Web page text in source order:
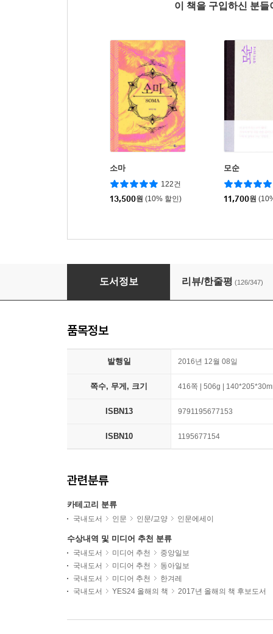
이 책을 구입하신 분
소마
122건
13,500원 (10% 할인)
모순
11,700원
열한 계단
도서정보 리뷰/한줄평 (126/347)
품목정보
발행일 2016년 12월 08일
쪽수, 무게, 크기 416쪽 | 506g |
ISBN13 9791195677153
ISBN10 1195677154
관련분류
카테고리 분류
국내도서 인문 인문/교양 인문에세이
수상내역 및 미디어 추천 분류
국내도서 미디어 추천
중앙일보
국내도서
미디어 추천
동아일보
국내도서
미디어 추천
한겨레
국내도서
YES24 올해의 책 2017년 올해의 책 후보도서